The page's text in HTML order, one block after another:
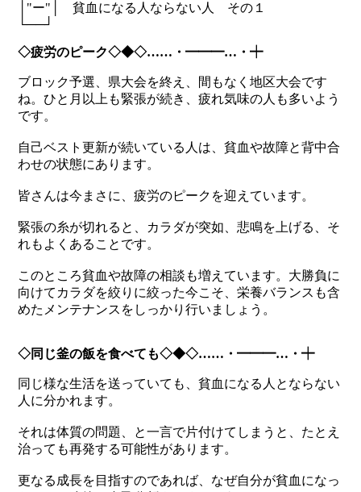
│"ー"│ 貧血になる人ならない人 その１
└──┘
◇疲労のピーク◇◆◇……・━━━…・┿
ブロック予選、県大会を終え、間もなく地区大会です
ね。ひと月以上も緊張が続き、疲れ気味の人も多いよう
です。
自己ベスト更新が続いている人は、貧血や故障と背中合
わせの状態にあります。
皆さんは今まさに、疲労のピークを迎えています。
緊張の糸が切れると、カラダが突如、悲鳴を上げる、そ
れもよくあることです。
このところ貧血や故障の相談も増えています。大勝負に
向けてカラダを絞りに絞った今こそ、栄養バランスも含
めたメンテナンスをしっかり行いましょう。
◇同じ釜の飯を食べても◇◆◇……・━━━…・┿
同じ様な生活を送っていても、貧血になる人とならない
人に分かれます。
それは体質の問題、と一言で片付けてしまうと、たとえ
治っても再発する可能性があります。
更なる成長を目指すのであれば、なぜ自分が貧血になっ